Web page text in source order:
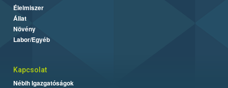
Élelmiszer
Állat
Növény
Labor/Egyéb
Kapcsolat
Nébih Igazgatóságok